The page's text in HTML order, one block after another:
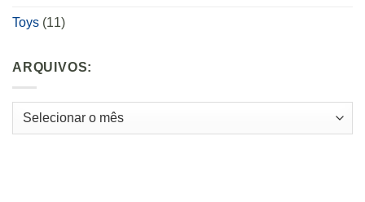
Toys (11)
ARQUIVOS:
Arquivos: